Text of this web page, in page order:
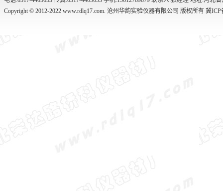
Copyright © 2012-2022 www.rdlq17.com. 沧州华韵实验仪器有限公司 版权所有 冀ICP